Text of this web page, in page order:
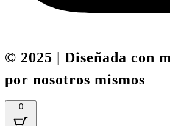
© 2025 | Diseñada con
por nosotros mismos
0